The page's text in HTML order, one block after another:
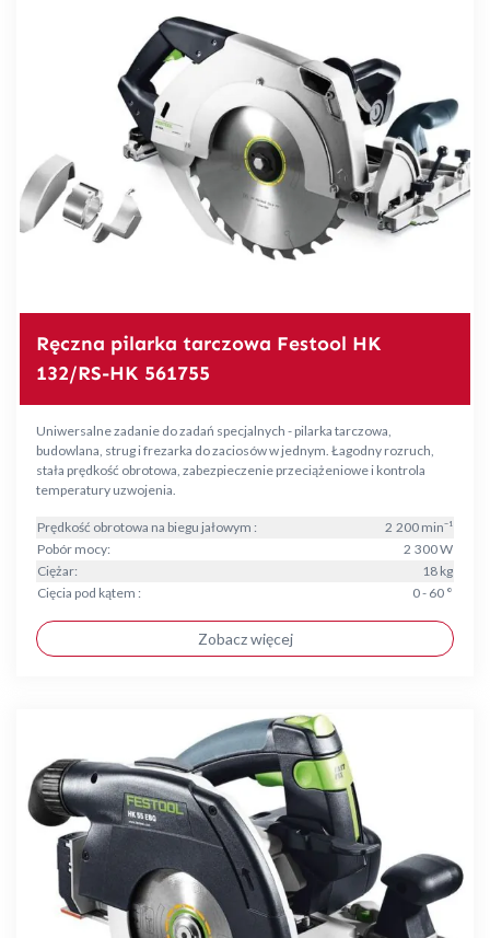
Ręczna pilarka tarczowa Festool HK
132/RS-HK 561755
Uniwersalne zadanie do zadań specjalnych - pilarka tarczowa,
budowlana, strug i frezarka do zaciosów w jednym. Łagodny rozruch,
stała prędkość obrotowa, zabezpieczenie przeciążeniowe i kontrola
temperatury uzwojenia.
Prędkość obrotowa na biegu jałowym :
2 200 min⁻¹
Pobór mocy:
2 300 W
Ciężar:
18 kg
Cięcia pod kątem :
0 - 60 °
Zobacz więcej